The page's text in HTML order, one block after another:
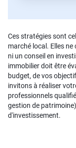
Ces stratégies sont
marché local. Elles
ni un conseil en
immobilier doit être
budget, de vos
invitons à réaliser
professionnels
gestion de
d'investissement.